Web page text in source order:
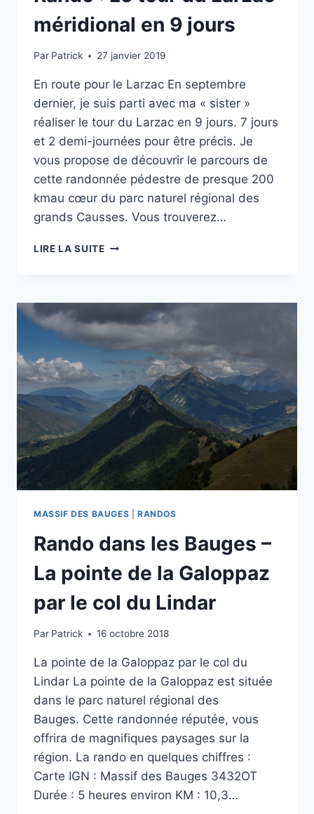
méridional en 9 jours
Par Patrick 27 janvier 2019
En route pour le Larzac En septembre
dernier, je suis parti avec ma « sister »
réaliser le tour du Larzac en 9 jours. 7 jours
et 2 demi-journées pour être précis. Je
vous propose de découvrir le parcours de
cette randonnée pédestre de presque 200
kmau cœur du parc naturel régional des
grands Causses. Vous trouverez…
LIRE LA SUITERANDO
DU
LARZAC
MÉRIDIONAL
EN
9
JOURS
MASSIF DES BAUGES RANDOS
Rando dans les Bauges –
La pointe de la Galoppaz
par le col du Lindar
Par Patrick 16 octobre 2018
La pointe de la Galoppaz par le col du
Lindar La pointe de la Galoppaz est située
dans le parc naturel régional des
Bauges. Cette randonnée réputée, vous
offrira de magnifiques paysages sur la
région. La rando en quelques chiffres :
Carte IGN : Massif des Bauges 3432OT
Durée : 5 heures environ KM : 10,3…